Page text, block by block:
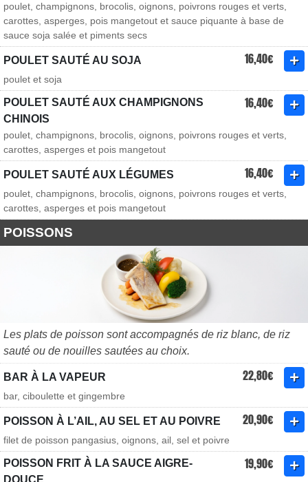
poulet, champignons, brocolis, oignons, poivrons rouges et verts,
carottes, asperges, pois mangetout et sauce piquante à base de
sauce soja salée et piments secs
POULET SAUTÉ AU SOJA 16,40€
poulet et soja
POULET SAUTÉ AUX CHAMPIGNONS
CHINOIS
16,40€
poulet, champignons, brocolis, oignons, poivrons rouges et verts,
carottes, asperges et pois mangetout
POULET SAUTÉ AUX LÉGUMES 16,40€
poulet, champignons, brocolis, oignons, poivrons rouges et verts,
carottes, asperges et pois mangetout
POISSONS
Les plats de poisson sont accompagnés de riz blanc, de riz
sauté ou de nouilles sautées au choix.
BAR À LA VAPEUR 22,80€
bar, ciboulette et gingembre
POISSON À L’AIL, AU SEL ET AU POIVRE 20,90€
filet de poisson pangasius, oignons, ail, sel et poivre
POISSON FRIT À LA SAUCE AIGRE-
DOUCE
19,90€